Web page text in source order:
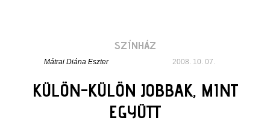
SZÍNHÁZ
Mátrai Diána Eszter 2008. 10. 07.
KÜLÖN-KÜLÖN JOBBAK, MINT
EGYÜTT